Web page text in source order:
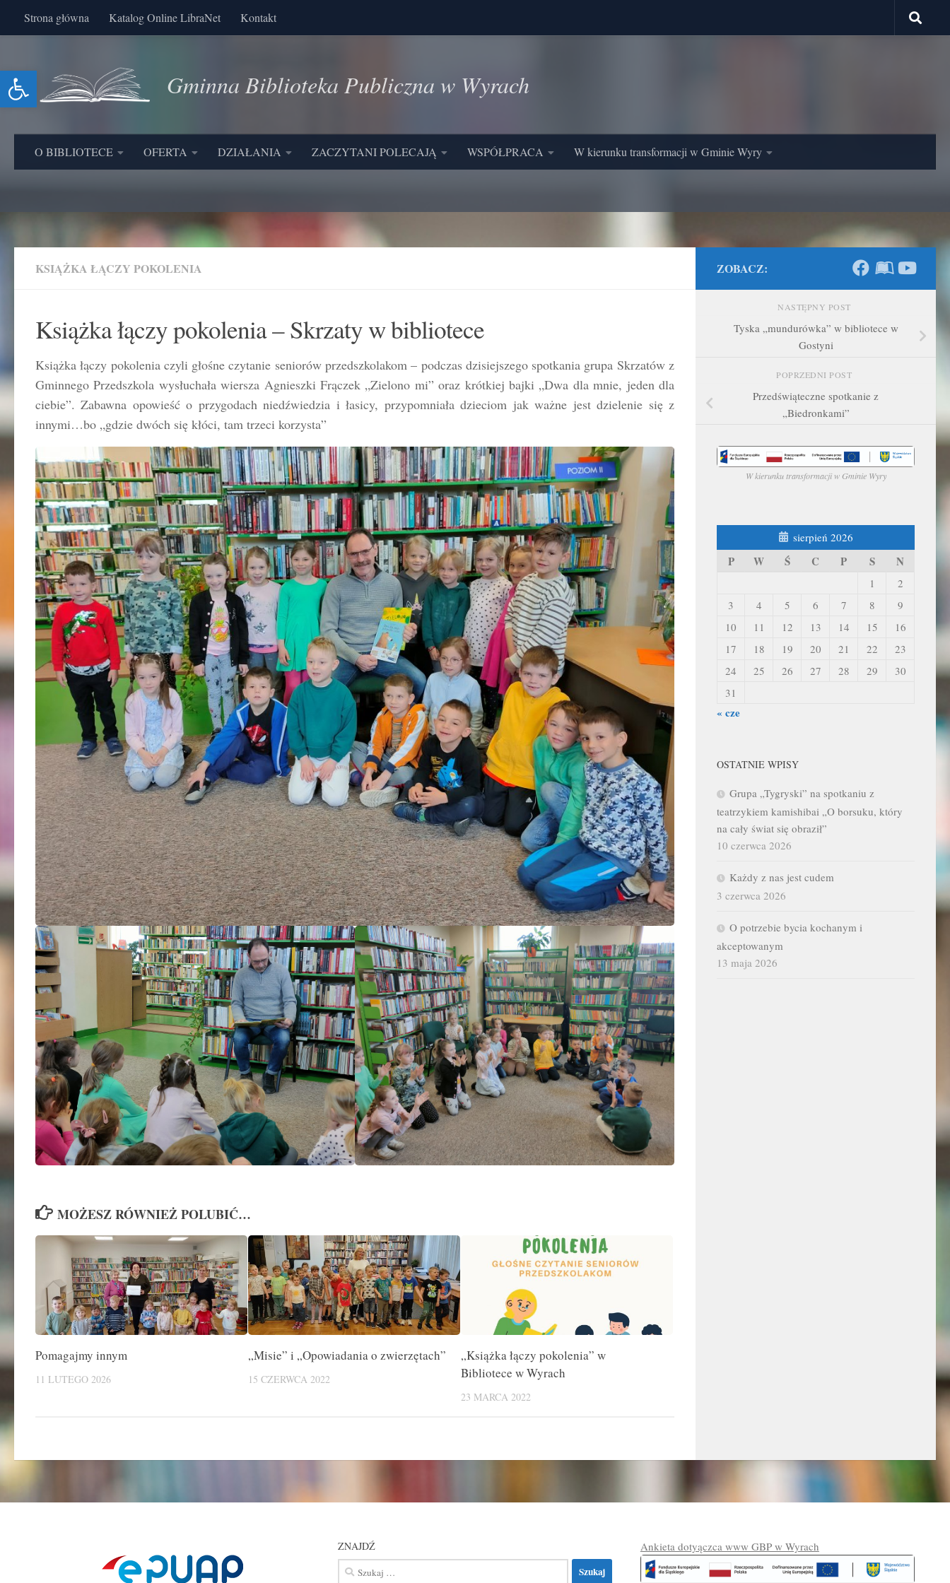
Otwórz pasek narzędzi
Skip to content
Strona główna Katalog Online LibraNet Kontakt
Gminna Biblioteka Publiczna w Wyrach
O BIBLIOTECE OFERTA DZIAŁANIA ZACZYTANI POLECAJĄ WSPÓŁPRACA W kierunku transformacji w Gminie Wyry
KSIĄŻKA ŁĄCZY POKOLENIA
Książka łączy pokolenia – Skrzaty w bibliotece
Książka łączy pokolenia czyli głośne czytanie seniorów przedszkolakom – podczas dzisiejszego spotkania grupa Skrzatów z
Gminnego Przedszkola wysłuchała wiersza Agnieszki Frączek „Zielono mi” oraz krótkiej bajki „Dwa dla mnie, jeden dla
ciebie”. Zabawna opowieść o przygodach niedźwiedzia i łasicy, przypomniała dzieciom jak ważne jest dzielenie się z
innymi…bo „gdzie dwóch się kłóci, tam trzeci korzysta”
MOŻESZ RÓWNIEŻ POLUBIĆ…
Pomagajmy innym
11 LUTEGO 2026
„Misie” i „Opowiadania o zwierzętach”
15 CZERWCA 2022
„Książka łączy pokolenia” w
Bibliotece w Wyrach
23 MARCA 2022
ZOBACZ:
NASTĘPNY POST
Tyska „mundurówka” w bibliotece w
Gostyni
POPRZEDNI POST
Przedświąteczne spotkanie z
„Biedronkami”
W kierunku transformacji w Gminie Wyry
sierpień 2026
P W Ś C P S N
1
2
3
4 5 6 7 8
9
10
11 12 13 14 15
16
17
18 19 20 21 22
23
24
25 26 27 28 29
30
31
« cze
OSTATNIE WPISY
Grupa „Tygryski” na spotkaniu z
teatrzykiem kamishibai „O borsuku, który
na cały świat się obraził”
10 czerwca 2026
Każdy z nas jest cudem
3 czerwca 2026
O potrzebie bycia kochanym i
akceptowanym
13 maja 2026
ZNAJDŹ
Szukaj:
Ankieta dotyączca www GBP w Wyrach